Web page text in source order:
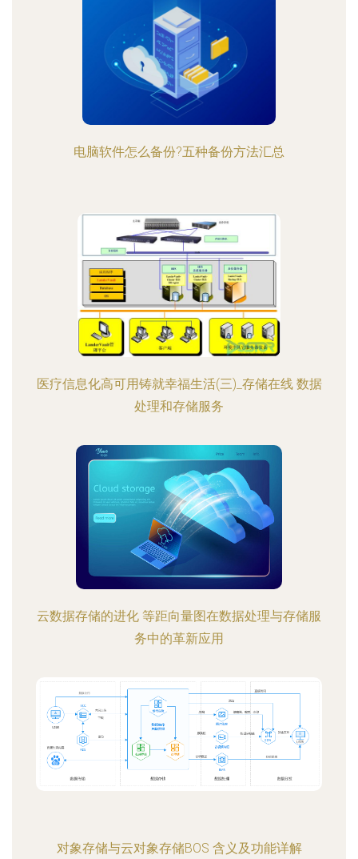
电脑软件怎么备份?五种备份方法汇总
医疗信息化高可用铸就幸福生活(三)_存储在线 数据
处理和存储服务
云数据存储的进化 等距向量图在数据处理与存储服
务中的革新应用
对象存储与云对象存储BOS 含义及功能详解